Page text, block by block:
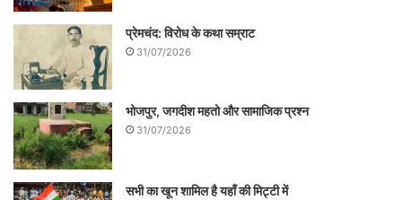
प्रेमचंद: विरोध के कथा सम्राट
31/07/2026
भोजपुर, जगदीश महतो और सामाजिक प्रश्न
31/07/2026
सभी का खून शामिल है यहाँ की मिट्टी में